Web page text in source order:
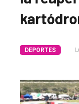
DEPORTES